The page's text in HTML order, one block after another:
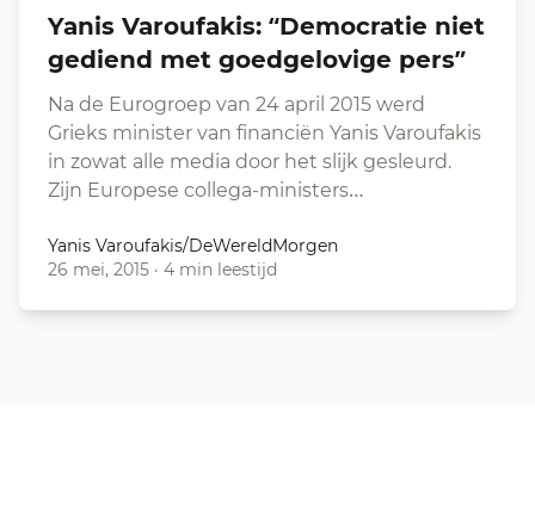
Yanis Varoufakis: “Democratie niet
gediend met goedgelovige pers”
Na de Eurogroep van 24 april 2015 werd
Grieks minister van financiën Yanis Varoufakis
in zowat alle media door het slijk gesleurd.
Zijn Europese collega-ministers…
Yanis Varoufakis/DeWereldMorgen
26 mei, 2015 · 4 min leestijd